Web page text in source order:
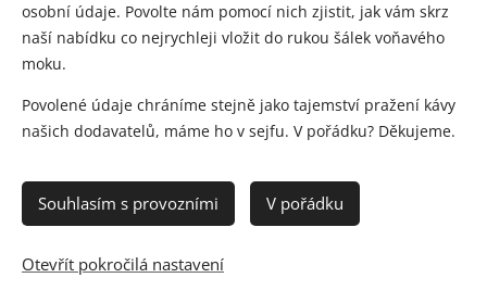
Obrázky poskytlPexels
GDPR
osobní údaje. Povolte nám pomocí nich zjistit, jak vám skrz
naší nabídku co nejrychleji vložit do rukou šálek voňavého
moku.
Povolené údaje chráníme stejně jako tajemství pražení kávy
našich dodavatelů, máme ho v sejfu. V pořádku? Děkujeme.
Souhlasím s provozními V pořádku
Otevřít pokročilá nastavení